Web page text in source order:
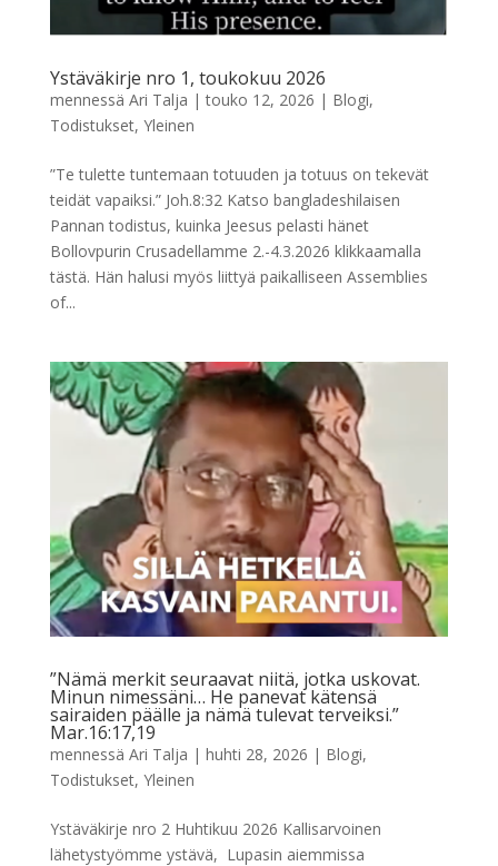
Ystäväkirje nro 1, toukokuu 2026
mennessä Ari Talja |touko 12, 2026 | Blogi,
Todistukset, Yleinen
”Te tulette tuntemaan totuuden ja totuus on tekevät
teidät vapaiksi.” Joh.8:32 Katso bangladeshilaisen
Pannan todistus, kuinka Jeesus pelasti hänet
Bollovpurin Crusadellamme 2.-4.3.2026 klikkaamalla
tästä. Hän halusi myös liittyä paikalliseen Assemblies
of...
”Nämä merkit seuraavat niitä, jotka uskovat.
Minun nimessäni… He panevat kätensä
sairaiden päälle ja nämä tulevat terveiksi.”
Mar.16:17,19
mennessä Ari Talja | huhti 28, 2026 | Blogi,
Todistukset, Yleinen
Ystäväkirje nro 2 Huhtikuu 2026 Kallisarvoinen
lähetystyömme ystävä, Lupasin aiemmissa